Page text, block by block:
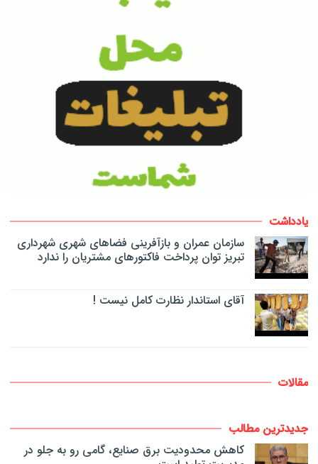
یادداشت
سازمان عمران و بازآفرینی فضاهای شهری شهرداری
تبریز توان پرداخت فاکتورهای مشتریان را ندارد
آقای استاندار نظارت کامل نیست !
مقالات
جدیدترین مطالب
کاهش محدودیت برق صنایع، گامی رو به جلو در